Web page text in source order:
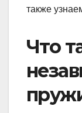
также
Что